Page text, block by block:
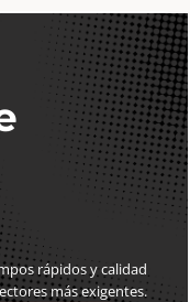
rápidos y calidad
más exigentes.